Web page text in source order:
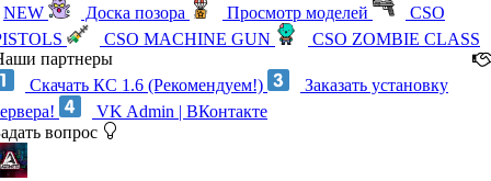
NEW
Доска позора Просмотр моделей
CSO
CSO MACHINE GUN
CSO ZOMBIE CLASS
партнеры
Скачать КС 1.6 (Рекомендуем!)
Заказать установку
VK Admin | ВКонтакте
вопрос